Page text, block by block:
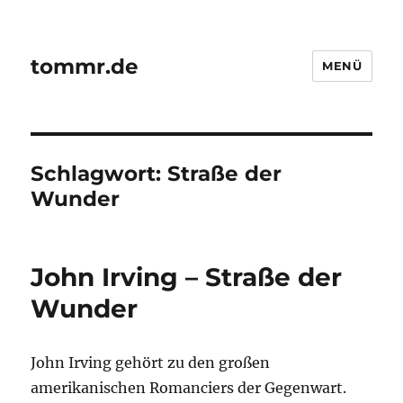
tommr.de MENÜ
Schlagwort:Straße der
Wunder
John Irving – Straße der
Wunder
John Irving gehört zu den großen
amerikanischen Romanciers der Gegenwart.